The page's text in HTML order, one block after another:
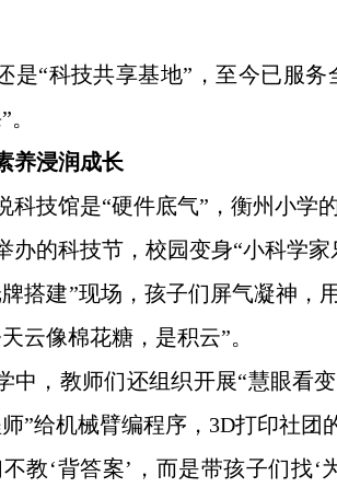
是“科技共享基地”，至今已服
养浸润成长
科技馆是“硬件底气”，衡州小
办的科技节，校园变身“小科学
搭建”现场，孩子们屏气凝神，
云像棉花糖，是积云”。
中，教师们还组织开展“慧眼看
师”给机械臂编程序，3D打印社
不教‘背答案’，而是带孩子们找